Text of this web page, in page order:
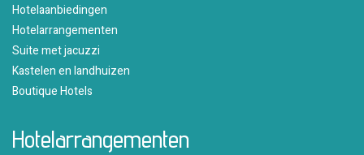
Hotelaanbiedingen
Hotelarrangementen
Suite met jacuzzi
Kastelen en landhuizen
Boutique Hotels
Hotelarrangementen